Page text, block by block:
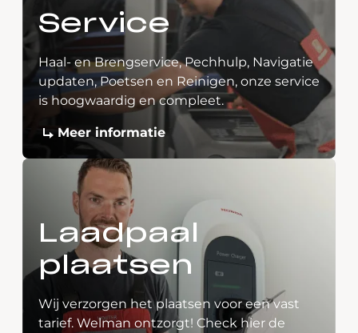
Service
Haal- en Brengservice, Pechhulp, Navigatie
updaten, Poetsen en Reinigen, onze service
is hoogwaardig en compleet.
Meer informatie
Laadpaal
plaatsen
Wij verzorgen het plaatsen voor een vast
tarief. Welman ontzorgt! Check hier de